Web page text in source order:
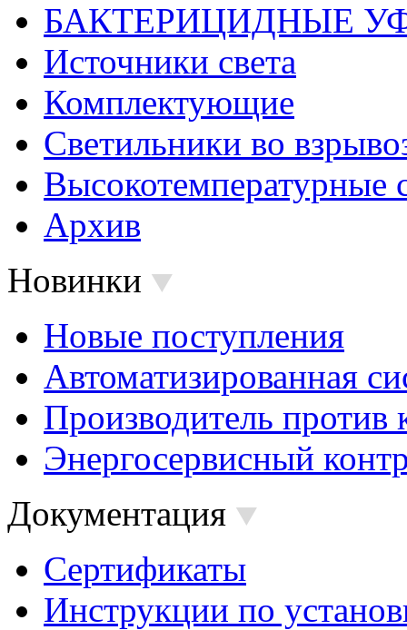
БАКТЕРИЦИДНЫЕ
Источники света
Комплектующие
Светильники во
Высокотемпературные
Архив
Новинки
Новые поступления
Автоматизированная
Производитель против
Энергосервисный
Документация
Сертификаты
Инструкции по